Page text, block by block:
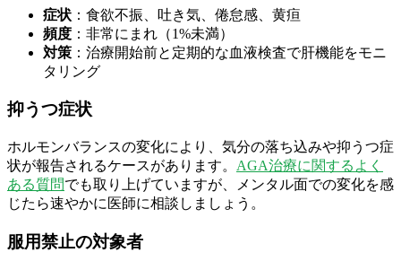
症状 ：食欲不振、吐き気、倦怠感、黄疸
頻度 ：非常にまれ（1%未満）
対策 ：治療開始前と定期的な血液検査で肝機能をモニ
タリング
抑うつ症状
ホルモンバランスの変化により、気分の落ち込みや抑うつ症
状が報告されるケースがあります。 AGA治療に関するよく
ある質問でも取り上げていますが、メンタル面での変化を感
じたら速やかに医師に相談しましょう。
服用禁止の対象者